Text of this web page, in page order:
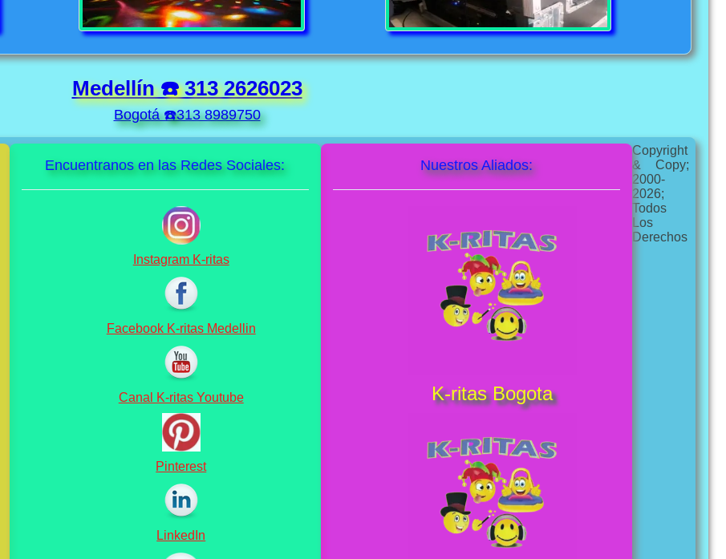
Medellín ☎️ 313 2626023
Bogotá ☎️313 8989750
Encuentranos en las Redes Sociales:
Instagram K-ritas
Facebook K-ritas Medellin
Canal K-ritas Youtube
Pinterest
LinkedIn
Nuestros Aliados:
K-ritas Bogota
Copyright
& Copy;
2000-
2026;
Todos
Los
Derechos